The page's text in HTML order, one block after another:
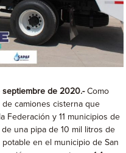
septiembre de 2020.-Como
camiones cisterna que
Federación y 11 municipios de
una pipa de 10 mil litros de
en el municipio de San